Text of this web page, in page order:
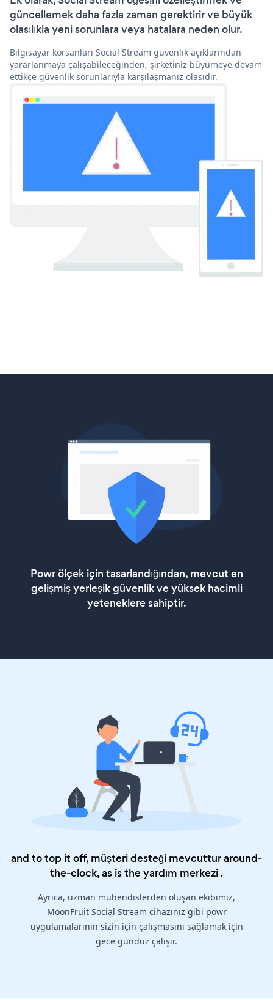
güncellemek daha fazla zaman gerektirir ve büyük
olasılıkla yeni sorunlara veya hatalara neden olur.
Bilgisayar korsanları Social Stream güvenlik açıklarından
yararlanmaya çalışabileceğinden, şirketiniz büyümeye devam
ettikçe güvenlik sorunlarıyla karşılaşmanız olasıdır.
Powr ölçek için tasarlandığından, mevcut en
gelişmiş yerleşik güvenlik ve yüksek hacimli
yeteneklere sahiptir.
and to top it off, müşteri desteği mevcuttur around-
the-clock, as is theyardım merkezi.
Ayrıca, uzman mühendislerden oluşan ekibimiz,
MoonFruit Social Stream cihazınız gibi powr
uygulamalarının sizin için çalışmasını sağlamak için
gece gündüz çalışır.